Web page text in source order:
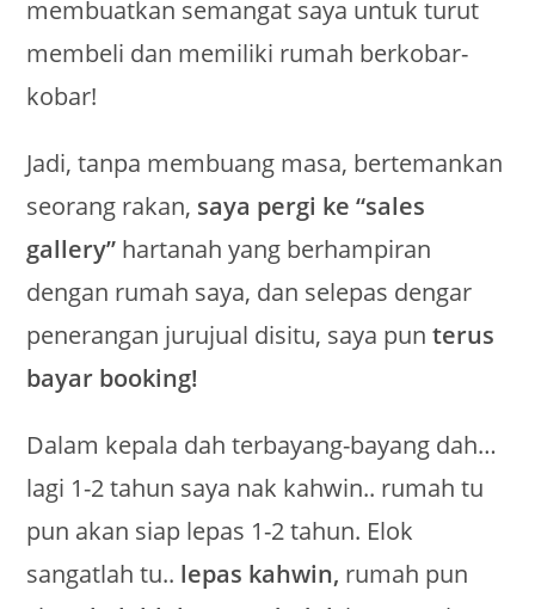
membuatkan semangat saya untuk turut
membeli dan memiliki rumah berkobar-
kobar!
Jadi, tanpa membuang masa, bertemankan
seorang rakan, saya pergi ke “sales
gallery” hartanah yang berhampiran
dengan rumah saya, dan selepas dengar
penerangan jurujual disitu, saya punterus
bayar booking!
Dalam kepala dah terbayang-bayang dah…
lagi 1-2 tahun saya nak kahwin.. rumah tu
pun akan siap lepas 1-2 tahun. Elok
sangatlah tu.. lepas kahwin, rumah pun